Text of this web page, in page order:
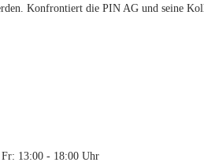
Konfrontiert die PIN AG und seine
13:00 - 18:00 Uhr